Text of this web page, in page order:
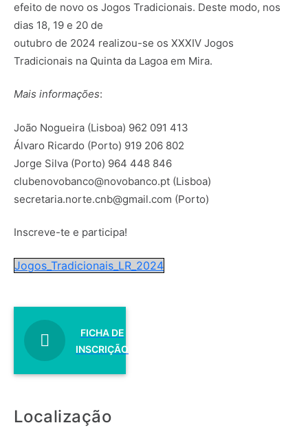
efeito de novo os Jogos Tradicionais. Deste modo, nos
dias 18, 19 e 20 de
outubro de 2024 realizou-se os XXXIV Jogos
Tradicionais na Quinta da Lagoa em Mira.
Mais informações:
João Nogueira (Lisboa) 962 091 413
Álvaro Ricardo (Porto) 919 206 802
Jorge Silva (Porto) 964 448 846
clubenovobanco@novobanco.pt (Lisboa)
secretaria.norte.cnb@gmail.com (Porto)
Inscreve-te e participa!
Jogos_Tradicionais_LR_2024
FICHA DE
INSCRIÇÃO
Localização